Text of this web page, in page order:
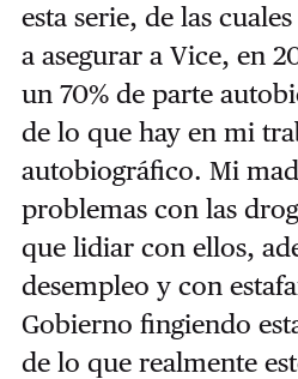
esta serie, de las
a asegurar a Vice, en
un 70% de parte
de lo que hay en mi
autobiográfico. Mi
problemas con las
que lidiar con ellos,
desempleo y con
Gobierno fingiendo
de lo que realmente